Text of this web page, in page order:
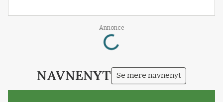
Annonce
Loading...
NAVNENYT Se mere navnenyt